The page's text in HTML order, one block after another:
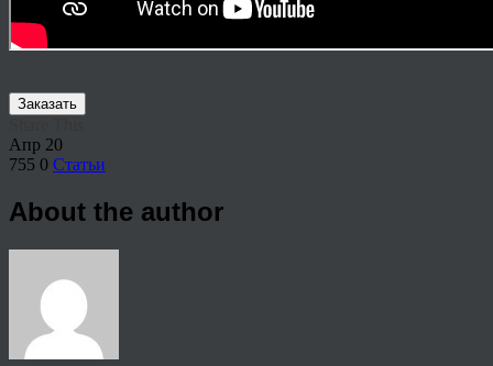
Заказать
Апр 20
755 0 Статьи
About the author